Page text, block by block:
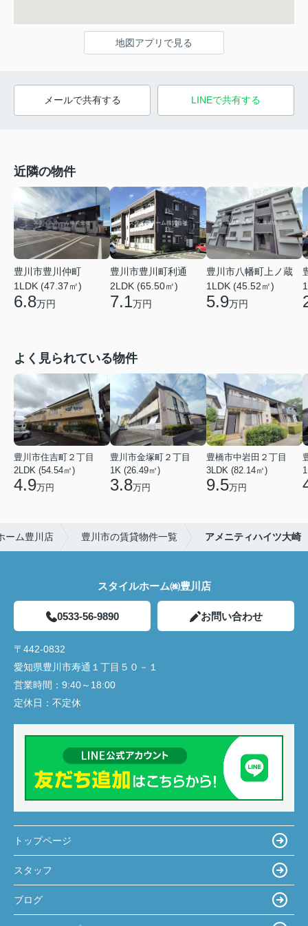
地図アプリで見る
メールで共有する LINEで共有する
近隣の物件
豊川市豊川仲町
1LDK (47.37㎡)
6.8万円
豊川市豊川町利通
2LDK (65.50㎡)
7.1万円
豊川市八幡町上ノ蔵
1LDK (45.52㎡)
5.9万円
よく見られている物件
豊川市住吉町２丁目
2LDK (54.54㎡)
4.9万円
豊川市金塚町２丁目
1K (26.49㎡)
3.8万円
豊橋市中岩田２丁目
3LDK (82.14㎡)
9.5万円
ーム豊川店 豊川市の賃貸物件一覧 アメニティハイツ大崎
スタイルホーム㈱豊川店
0533-56-9890 お問い合わせ
〒442-0832
愛知県豊川市寿通１丁目５０－１
営業時間： 9:40～18:00
定休日： 不定休
トップページ
スタッフ
ブログ